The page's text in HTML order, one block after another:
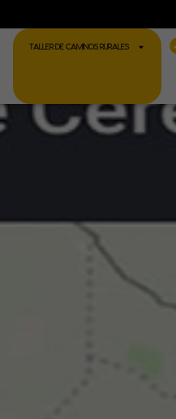
TALLER DE CAMINOS RURALES